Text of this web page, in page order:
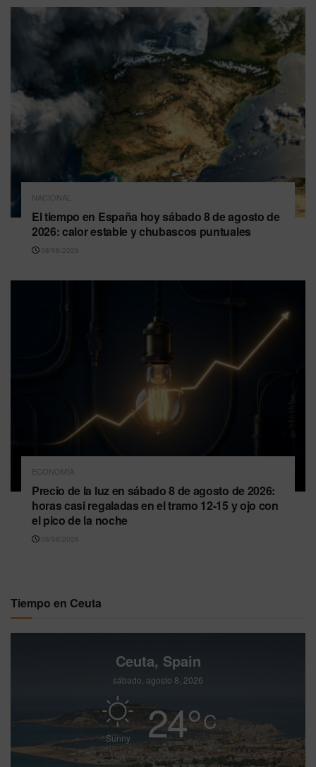
NACIONAL
El tiempo en España hoy sábado 8 de agosto de
2026: calor estable y chubascos puntuales
08/08/2026
ECONOMÍA
Precio de la luz en sábado 8 de agosto de 2026:
horas casi regaladas en el tramo 12-15 y ojo con
el pico de la noche
08/08/2026
Tiempo en Ceuta
Ceuta, Spain
sábado, agosto 8, 2026
Sunny 24°C